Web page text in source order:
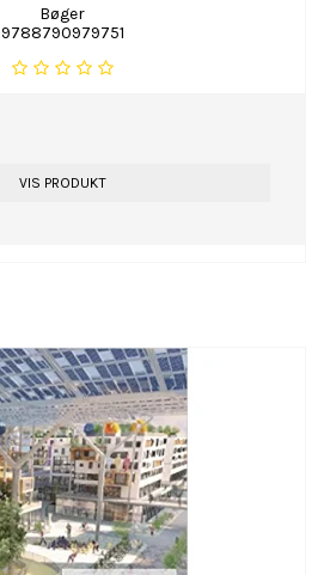
Bøger
9788790979751
VIS PRODUKT